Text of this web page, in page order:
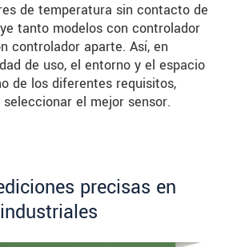
de temperatura sin contacto de
tanto modelos con controlador
controlador aparte. Así, en
de uso, el entorno y el espacio
de los diferentes requisitos,
el mejor sensor.
precisas en